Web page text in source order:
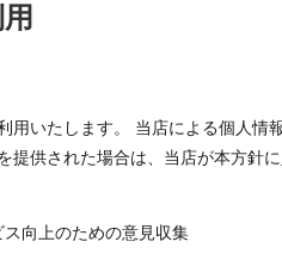
用いたします。 当店による個人情
提供された場合は、当店が本方針
向上のための意見収集